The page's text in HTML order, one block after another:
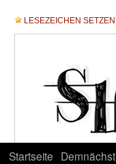
LESEZEICHEN SETZEN
Startseite Demnächst